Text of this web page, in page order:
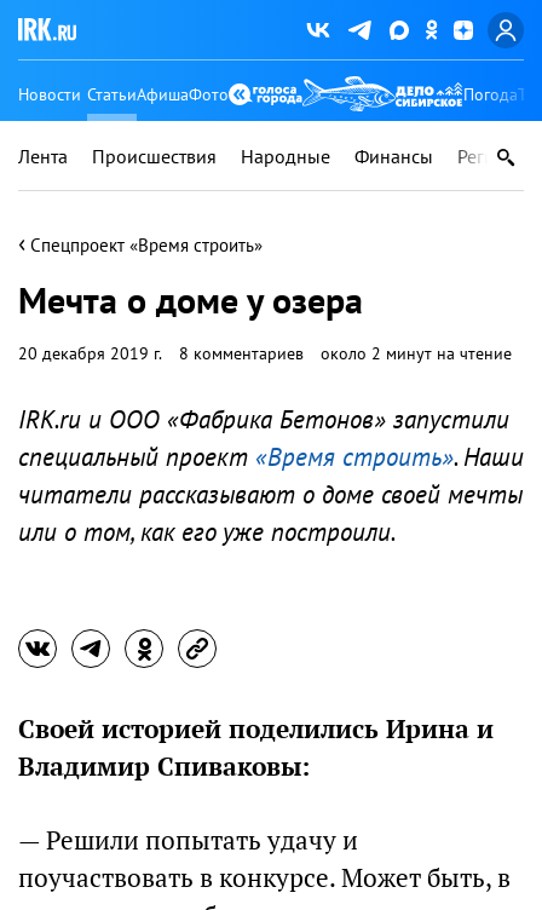
Новости СтатьиАфишаФото Погода
Лента Происшествия Народные Финансы Регионы
‹ Спецпроект «Время строить»
Мечта о доме у озера
20 декабря 2019 г. 8 комментариев около 2 минут на чтение
IRK.ru и ООО «Фабрика Бетонов» запустили
специальный проект «Время строить». Наши
читатели рассказывают о доме своей мечты
или о том, как его уже построили.
Своей историей поделились Ирина и
Владимир Спиваковы:
— Решили попытать удачу и
поучаствовать в конкурсе. Может быть, в